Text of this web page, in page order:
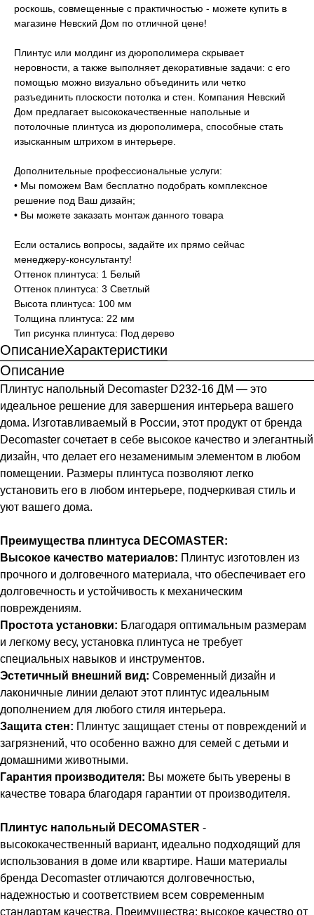
роскошь, совмещенные с практичностью - можете купить в
магазине Невский Дом по отличной цене!
Плинтус или молдинг из дюрополимера скрывает
неровности, а также выполняет декоративные задачи: с его
помощью можно визуально объединить или четко
разъединить плоскости потолка и стен. Компания Невский
Дом предлагает высококачественные напольные и
потолочные плинтуса из дюрополимера, способные стать
изысканным штрихом в интерьере.
Дополнительные профессиональные услуги:
• Мы поможем Вам бесплатно подобрать комплексное
решение под Ваш дизайн;
• Вы можете заказать монтаж данного товара
Если остались вопросы, задайте их прямо сейчас
менеджеру-консультанту!
Оттенок плинтуса: 1 Белый
Оттенок плинтуса: 3 Светлый
Высота плинтуса: 100 мм
Толщина плинтуса: 22 мм
Тип рисунка плинтуса: Под дерево
ОписаниеХарактеристики
Описание
Плинтус напольный Decomaster D232-16 ДМ — это
идеальное решение для завершения интерьера вашего
дома. Изготавливаемый в России, этот продукт от бренда
Decomaster сочетает в себе высокое качество и элегантный
дизайн, что делает его незаменимым элементом в любом
помещении. Размеры плинтуса позволяют легко
установить его в любом интерьере, подчеркивая стиль и
уют вашего дома.
Преимущества плинтуса DECOMASTER:
Высокое качество материалов: Плинтус изготовлен из
прочного и долговечного материала, что обеспечивает его
долговечность и устойчивость к механическим
повреждениям.
Простота установки: Благодаря оптимальным размерам
и легкому весу, установка плинтуса не требует
специальных навыков и инструментов.
Эстетичный внешний вид: Современный дизайн и
лаконичные линии делают этот плинтус идеальным
дополнением для любого стиля интерьера.
Защита стен: Плинтус защищает стены от повреждений и
загрязнений, что особенно важно для семей с детьми и
домашними животными.
Гарантия производителя: Вы можете быть уверены в
качестве товара благодаря гарантии от производителя.
Плинтус напольный DECOMASTER -
высококачественный вариант, идеально подходящий для
использования в доме или квартире. Наши материалы
бренда Decomaster отличаются долговечностью,
надежностью и соответствием всем современным
стандартам качества. Преимущества: высокое качество от